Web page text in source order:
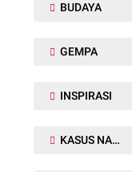
BUDAYA
GEMPA
INSPIRASI
KASUS NARKOBA